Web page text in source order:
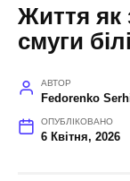
Життя як
смуги білі
АВТОР
Fedorenko
ОПУБЛІКОВАНО
6 Квітня, 2026